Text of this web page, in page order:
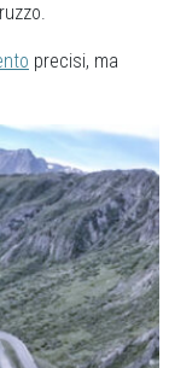
precisi, ma